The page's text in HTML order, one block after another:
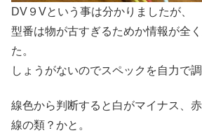
DV９Vという事は分かりましたが、
型番は物が古すぎるためか情報が全
た。
しょうがないのでスペックを自力で
線色から判断すると白がマイナス、
線の類？かと。